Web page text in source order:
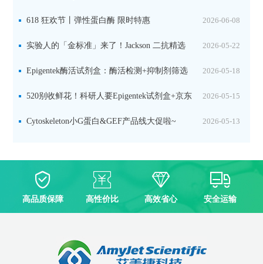
品线放价啦！ 2026-06-08
618 狂欢节丨弹性蛋白酶 限时特惠
2026-05-22
实验人的「金标准」来了！Jackson 二抗精选
限时一口价，手慢无！ 2026-05-18
Epigentek酶活试剂盒：酶活检测+抑制剂筛选
双赋能，下单即赠京东卡 2026-05-15
520别收鲜花！科研人要Epigentek试剂盒+京东
卡！ 2026-05-13
Cytoskeleton小G蛋白&GEF产品线大促啦~
高品质保障 高性价比 高效省心 安全运输